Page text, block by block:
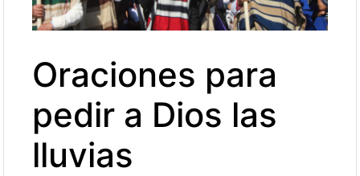
Oraciones para
pedir a Dios las
lluvias